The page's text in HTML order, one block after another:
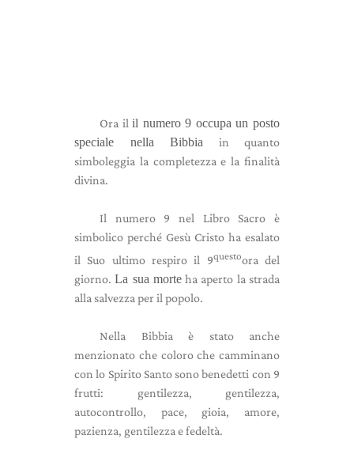
Ora ilil numero 9 occupa un posto
speciale nella Bibbia in quanto
simboleggia la completezza e la finalità
divina.
Il numero 9 nel Libro Sacro è
simbolico perché Gesù Cristo ha esalato
il Suo ultimo respiro il 9questoora del
giorno.La sua morteha aperto la strada
alla salvezza per il popolo.
Nella Bibbia è stato anche
menzionato che coloro che camminano
con lo Spirito Santo sono benedetti con 9
frutti: gentilezza, gentilezza,
autocontrollo, pace, gioia, amore,
pazienza, gentilezza e fedeltà.